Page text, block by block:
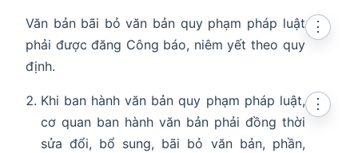
Văn bản bãi bỏ văn bản quy phạm pháp luật
phải được đăng Công báo, niêm yết theo quy
định.
⋮
Khi ban hành văn bản quy phạm pháp luật,
cơ quan ban hành văn bản phải đồng thời
sửa đổi, bổ sung, bãi bỏ văn bản, phần,
⋮